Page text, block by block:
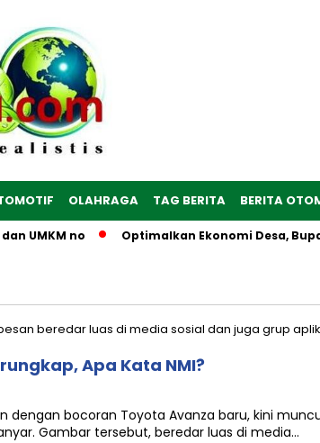
OLAHRAGA TAG BERITA BERITA
UMKM no Optimalkan Ekonomi Desa,
Apa Kata NMI?
bocoran Toyota Avanza baru, kini
Gambar tersebut, beredar luas di media…